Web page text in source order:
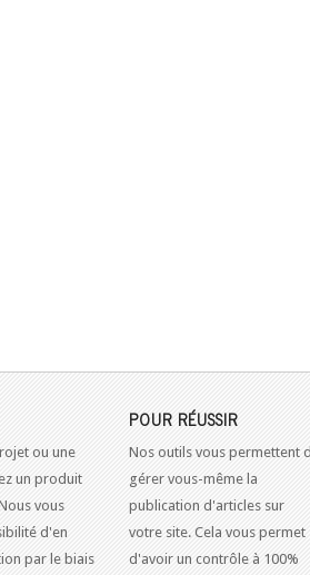
ou une
un produit
vous
d'en
par le biais
POUR RÉUSSIR
Nos outils vous permettent
gérer vous-même la
publication d'articles sur
votre site. Cela vous permet
d'avoir un contrôle à 100%